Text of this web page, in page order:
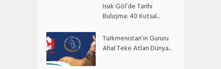
Issık Göl’de Tarihi
Buluşma: 40 Kutsal...
Türkmenistan’ın Gururu
Ahal Teke Atları Dünya...